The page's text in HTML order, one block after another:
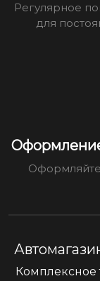
Регулярное
для
Оформление
Комплексное